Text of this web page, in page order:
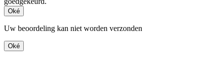
Oké
Uw beoordeling kan niet worden verzonden
Oké